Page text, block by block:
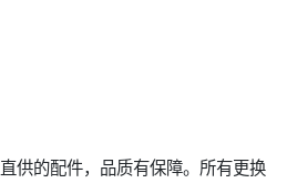
供的配件，品质有保障。所有更换